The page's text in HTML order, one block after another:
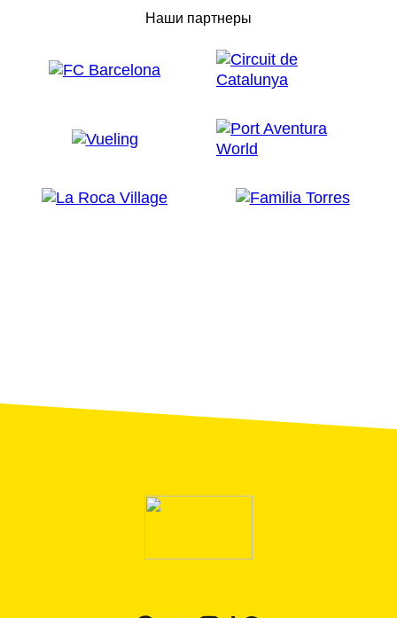
Наши партнеры